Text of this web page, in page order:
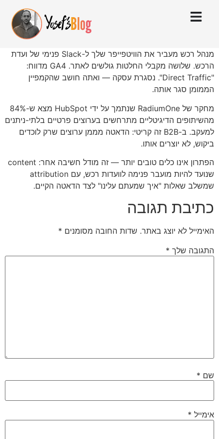
מנהל רכש מעביר את הוויטפייפר שלך ל-Slack פנימי של ועדת
הרכש. שלושה מקבלי החלטות גולשים לאתר. GA4 מדווח:
"Direct Traffic". נסגרת עסקה — ואתה חושב שהקמפיין
הממומן סגר אותה.
מחקר של RadiumOne שנתמך על ידי HubSpot מצא ש-84%
מהשיתופים הדיגיטליים מתרחשים בערוצים פרטיים בלתי-ניתנים
למעקב. ב-B2B זה קריטי: הדאטה מממן ערוצים שרק לוכדים
ביקוש, לא יוצרים אותו.
הפתרון אינו כלים טובים יותר — זה מודל חשיבה אחר: content
שנועד להיות מועבר פנימה לוועדות רכש, עם attribution
שמשלב שאלות "איך שמעתם עלינו" לצד הדאטה הקיים.
כתיבת תגובה
האימייל לא יוצג באתר. שדות החובה מסומנים *
התגובה שלך *
שם *
אימייל *